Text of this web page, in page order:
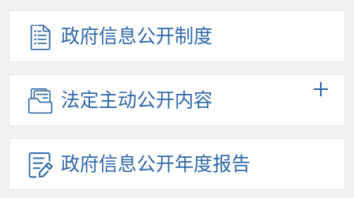
政府信息公开制度
法定主动公开内容
政府信息公开年度报告